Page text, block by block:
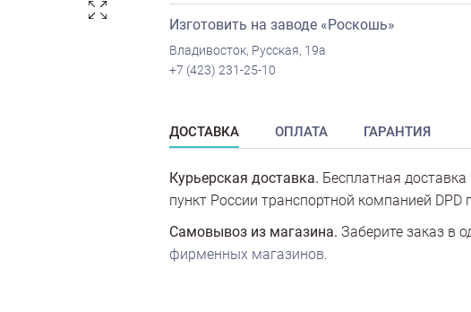
Изготовить на заводе «Роскошь»
Владивосток, Русская, 19а
+7 (423) 231-25-10
ДОСТАВКА ОПЛАТА ГАРАНТИЯ
Курьерская доставка. Бесплатная
пункт России транспортной компанией DPD
Самовывоз из магазина. Заберите заказ в
фирменных магазинов.